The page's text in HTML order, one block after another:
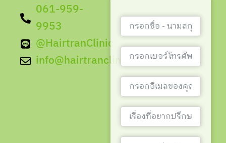
061-959-
9953
@HairtranClinic
info@hairtranclinic.com